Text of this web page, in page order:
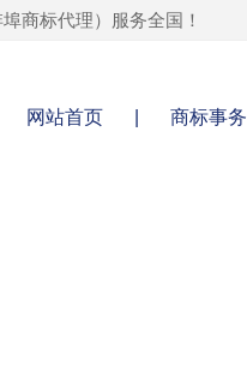
埠商标代理）服务全国！
网站首页 商标事务